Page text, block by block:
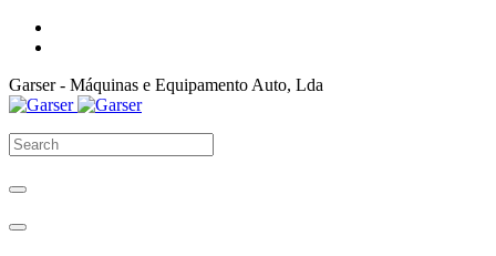
Garser - Máquinas e Equipamento Auto, Lda